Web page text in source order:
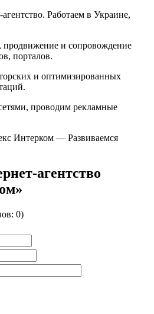
Работаем в Украине,
продвижение и сопровождение
порталов.
и оптимизированных
проводим рекламные
Интерком — Развиваемся
агентство
0)